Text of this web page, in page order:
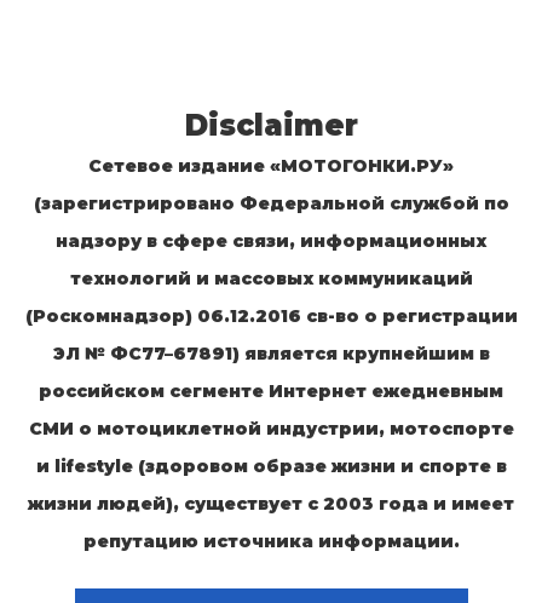
Disclaimer
Сетевое издание «МОТОГОНКИ.РУ»
(зарегистрировано Федеральной службой по
надзору в сфере связи, информационных
технологий и массовых коммуникаций
(Роскомнадзор) 06.12.2016 св-во о регистрации
ЭЛ № ФС77–67891) является крупнейшим в
российском сегменте Интернет ежедневным
СМИ о мотоциклетной индустрии, мотоспорте
и lifestyle (здоровом образе жизни и спорте в
жизни людей), существует с 2003 года и имеет
репутацию источника информации.